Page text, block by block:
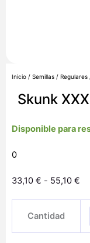
Inicio / Semillas / Regulares
Skunk XXX
Disponible para
0
33,10 € - 55,10 €
Cantidad
XXX
cantidad